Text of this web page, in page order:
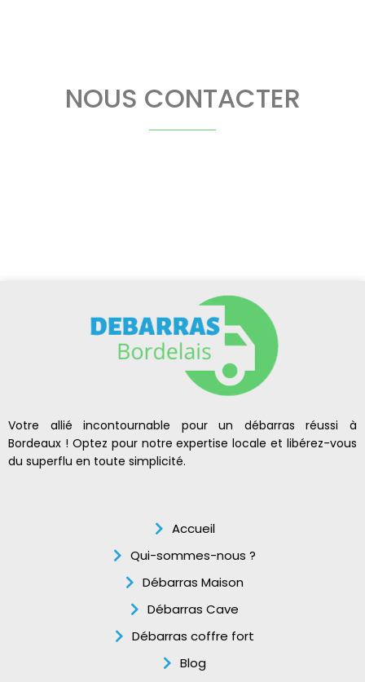
NOUS CONTACTER
Votre allié incontournable pour un débarras réussi à
Bordeaux ! Optez pour notre expertise locale et libérez-vous
du superflu en toute simplicité.
Accueil
Qui-sommes-nous ?
Débarras Maison
Débarras Cave
Débarras coffre fort
Blog